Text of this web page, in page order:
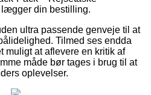
lægger din bestilling.
ultra passende genveje til at
Tilmed ses endda
muligt at aflevere en kritik af
måde bør tages i brug til at
oplevelser.